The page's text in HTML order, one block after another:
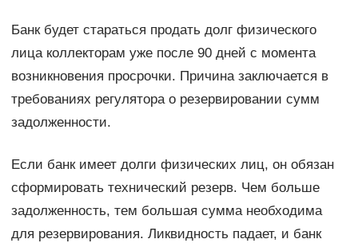
Банк будет стараться продать долг физического
лица коллекторам уже после 90 дней с момента
возникновения просрочки. Причина заключается в
требованиях регулятора о резервировании сумм
задолженности.
Если банк имеет долги физических лиц, он обязан
сформировать технический резерв. Чем больше
задолженность, тем большая сумма необходима
для резервирования. Ликвидность падает, и банк